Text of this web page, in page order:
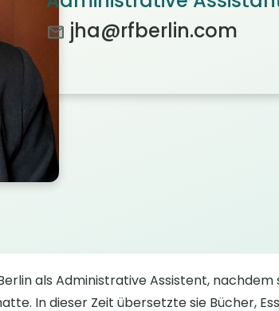
jha@rfberlin.com
als Administrative Assistent,
In dieser Zeit übersetzte sie Bücher,